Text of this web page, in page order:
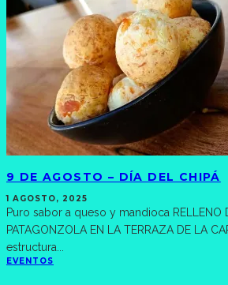
9 DE AGOSTO – DÍA DEL CHIPÁ
1 AGOSTO, 2025
Puro sabor a queso y mandioca RELLENO
PATAGONZOLA EN LA TERRAZA DE LA
estructura
EVENTOS